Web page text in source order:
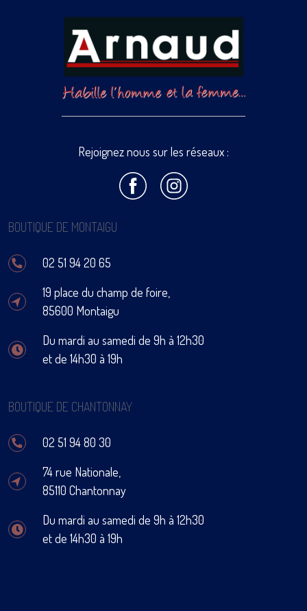
Rejoignez nous sur les réseaux :
BOUTIQUE DE MONTAIGU
02 51 94 20 65
19 place du champ de foire,
85600 Montaigu
Du mardi au samedi de 9h à 12h30
et de 14h30 à 19h
BOUTIQUE DE CHANTONNAY
02 51 94 80 30
74 rue Nationale,
85110 Chantonnay
Du mardi au samedi de 9h à 12h30
et de 14h30 à 19h